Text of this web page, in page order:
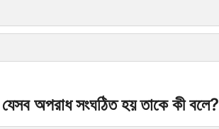
যেসব অপরাধ সংঘঠিত হয় তাকে কী বলে?